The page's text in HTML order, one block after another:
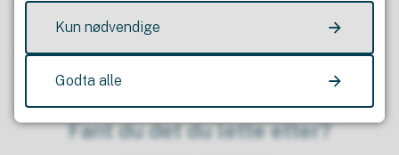
Fant du det du lette etter?
Kun nødvendige
Godta alle